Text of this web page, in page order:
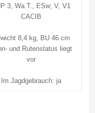
3, Wa.T., ESw; V, V1
CACIB
8,4 kg, BU 46 cm
und Rutenstatus liegt
vor
Im Jagdgebrauch: ja